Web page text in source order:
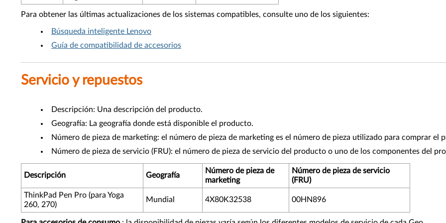
Para obtener las últimas actualizaciones de los sistemas compatibles, consulte uno de los siguientes:
Búsqueda inteligente Lenovo
Guía de compatibilidad de accesorios
Servicio y repuestos
Descripción: Una descripción del producto.
Geografía: La geografía donde está disponible el producto.
Número de pieza de marketing: el número de pieza de marketing es el número de pieza utilizado para comprar el
Número de pieza de servicio (FRU): el número de pieza de servicio del producto o uno de los componentes del
Descripción Geografía
Número de pieza de
marketing
Número de pieza de servicio
(FRU)
ThinkPad Pen Pro (para Yoga
260, 270)
Mundial 4X80K32538 00HN896